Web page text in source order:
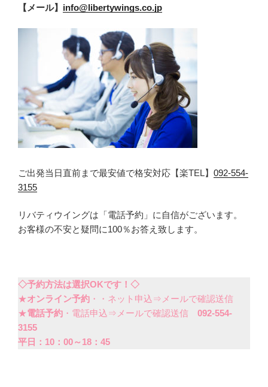
【メール】 info@libertywings.co.jp
ご出発当日直前まで最安値で格安対応【楽TEL】 092-554-
3155
リバティウイングは「電話予約」に自信がございます。
お客様の不安と疑問に100％お答え致します。
◇予約方法は選択OKです！◇
★オンライン予約 ・・ネット申込⇒メールで確認送信
★電話予約 ・電話申込⇒メールで確認送信 092-554-
3155
平日：10：00～18：45